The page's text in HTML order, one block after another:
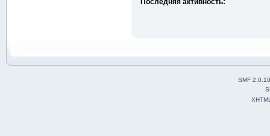
Последняя активность:
SMF